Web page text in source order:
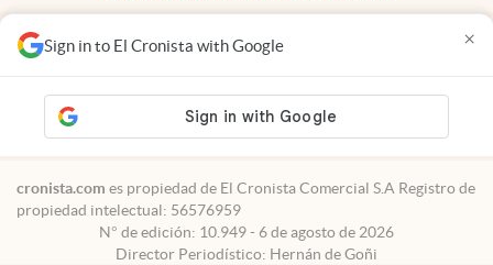
Sign in to El Cronista with Google ×
Todos los derechos reservados
Privacidad
Consentimiento
Tel:+54 11 7078-3270
cronista.com es propiedad de El Cronista Comercial S.A Registro de
propiedad intelectual: 56576959
N° de edición: 10.949 - 6 de agosto de 2026
Director Periodístico: Hernán de Goñi